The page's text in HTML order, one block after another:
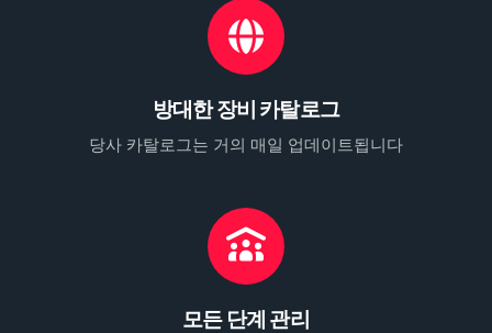
방대한 장비 카탈로그
당사 카탈로그는 거의 매일 업데이트됩니다
모든 단계 관리